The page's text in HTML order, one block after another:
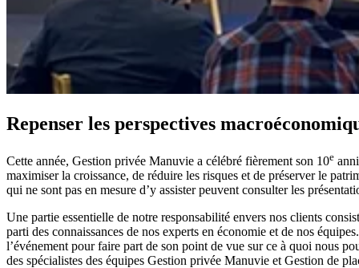
Repenser les perspectives
Cette année, Gestion privée Manuvie a célébré fièrement son 10e
maximiser la croissance, de réduire les risques et de préserver le
qui ne sont pas en mesure d’y assister peuvent consulter les
Une partie essentielle de notre responsabilité envers nos clients
parti des connaissances de nos experts en économie et de nos
l’événement pour faire part de son point de vue sur ce à quoi nous
des spécialistes des équipes Gestion privée Manuvie et Gestion de